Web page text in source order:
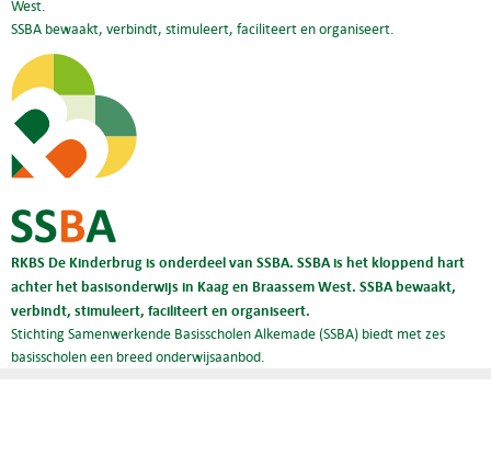
West.
SSBA bewaakt, verbindt, stimuleert, faciliteert en organiseert.
RKBS De Kinderbrug is onderdeel van SSBA. SSBA is het kloppend hart
achter het basisonderwijs in Kaag en Braassem West. SSBA bewaakt,
verbindt, stimuleert, faciliteert en organiseert.
Stichting Samenwerkende Basisscholen Alkemade (SSBA) biedt met zes
basisscholen een breed onderwijsaanbod.